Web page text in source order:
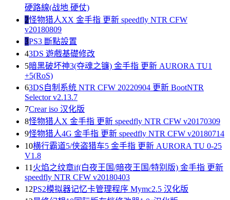
硬路線(战地 硬仗)
2怪物猎人XX 金手指 更新 speedfly NTR CFW
v20180809
3PS3 斷點設置
43DS 遊戲基礎修改
5暗黑破坏神3(夺魂之镰) 金手指 更新 AURORA TU1
+5(RoS)
63DS自制系统 NTR CFW 20220904 更新 BootNTR
Selector v2.13.7
7Crear iso 汉化版
8怪物猎人X 金手指 更新 speedfly NTR CFW v20170309
9怪物猎人4G 金手指 更新 speedfly NTR CFW v20180714
10横行霸道5/侠盗猎车5 金手指 更新 AURORA TU 0-25
V1.8
11 火焰之纹章if(白夜王国/暗夜王国/特别版) 金手指 更新
speedfly NTR CFW v20180403
12PS2模拟器记忆卡管理程序 Mymc2.5 汉化版